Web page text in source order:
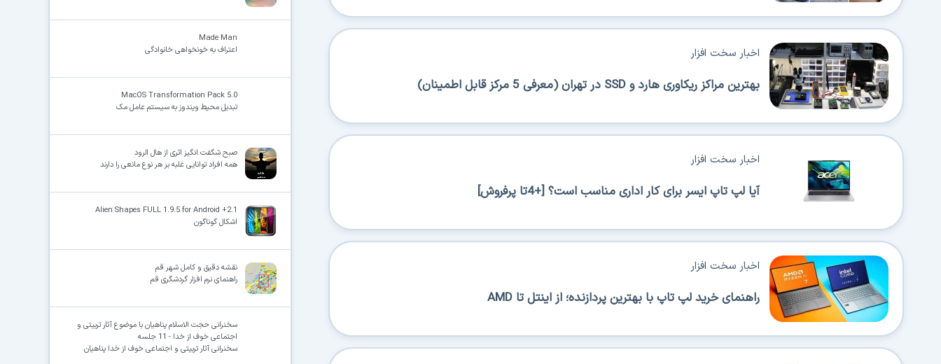
بهترین مراکز ریکاوری هارد و SSD در تهران (معرفی 5 مرکز قابل اطمینان)
اخبار سخت افزار
آیا لپ تاپ ایسر برای کار اداری مناسب است؟ [+4تا پرفروش]
اخبار سخت افزار
راهنمای خرید لپ تاپ با بهترین پردازنده؛ از اینتل تا AMD
اخبار سخت افزار
Made Man
اعتراف به خونخواهی خانوادگی
MacOS Transformation Pack 5.0
تبدیل محیط ویندوز به سیستم عامل مک
صبح شگفت انگیز اثری از هال الرود
همه افراد توانایی غلبه بر هر نوع مانعی را دارند
Alien Shapes FULL 1.9.5 for Android +2.1
اشکال گوناگون
نقشه دقیق و کامل شهر قم
راهنمای نرم افزار گردشگری قم
سخنرانی حجت الاسلام پناهیان با موضوع آثار تربیتی و
اجتماعی خوف از خدا - 11 جلسه
سخنرانی آثار تربیتی و اجتماعی خوف از خدا پناهیان